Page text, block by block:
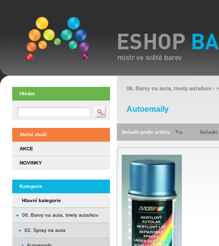
Hledat
Akční zboží
AKCE
NOVINKY
Kategorie
Hlavní kategorie
06. Barvy na auta, tmely auta/kov
02. Spray na auta
06. Barvy na auta, tmely auta/kov -
Autoemaily
Seřadit podle artiklu Seřadit